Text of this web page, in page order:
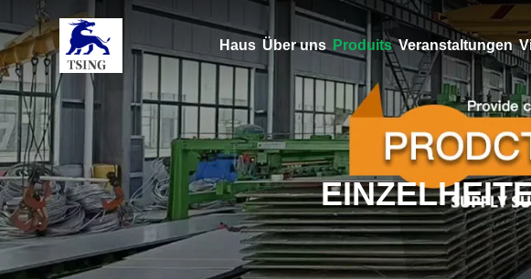
Haus Über uns Produits Veranstaltungen